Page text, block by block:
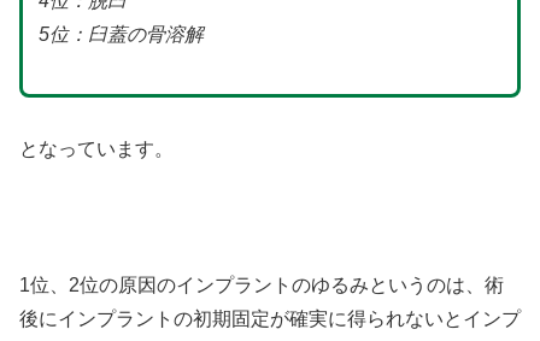
5位：臼蓋の骨溶解
となっています。
1位、2位の原因のインプラントのゆるみというのは、術
後にインプラントの初期固定が確実に得られないとインプ